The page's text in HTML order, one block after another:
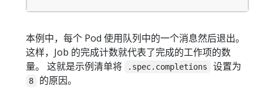
本例中，每个 Pod 使用队列中的一个消息然后退出。
这样，Job 的完成计数就代表了完成的工作项的数
量。 这就是示例清单将
.spec.completions 设置为
8 的原因。